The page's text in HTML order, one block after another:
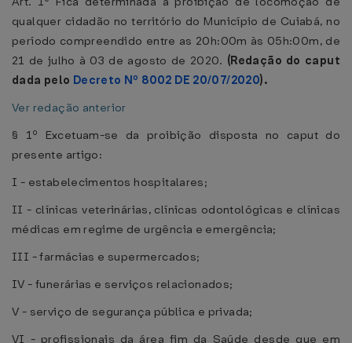
qualquer cidadão no território do Município de Cuiabá, no
período compreendido entre as 20h:00m às 05h:00m, de
21 de julho à 03 de agosto de 2020. (Redação do caput
dada pelo Decreto Nº 8002 DE 20/07/2020).
Ver redação anterior
§ 1º Excetuam-se da proibição disposta no caput do
presente artigo:
I - estabelecimentos hospitalares;
II - clínicas veterinárias, clínicas odontológicas e clínicas
médicas em regime de urgência e emergência;
III - farmácias e supermercados;
IV - funerárias e serviços relacionados;
V - serviço de segurança pública e privada;
VI - profissionais da área fim da Saúde desde que em